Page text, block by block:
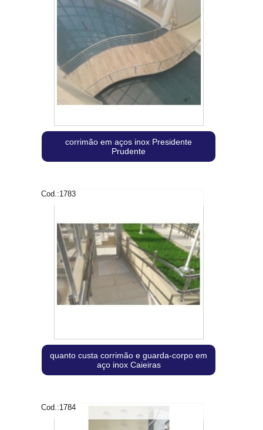
corrimão em aços inox Presidente
Prudente
Cod.:1783
quanto custa corrimão e guarda-corpo em
aço inox Caieiras
Cod.:1784